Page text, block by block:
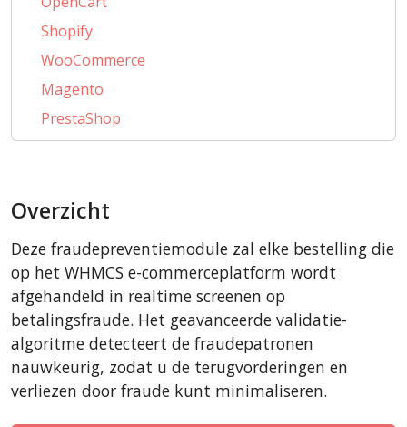
Shopify
WooCommerce
Magento
PrestaShop
BigCommerce
CSCart
LiteCart
ZenCart
PinnacleCart
FoxyCart
Easy Digital Downloads
Overzicht
Deze fraudepreventiemodule zal elke bestelling die
op het WHMCS e-commerceplatform wordt
afgehandeld in realtime screenen op
betalingsfraude. Het geavanceerde validatie-
algoritme detecteert de fraudepatronen
nauwkeurig, zodat u de terugvorderingen en
verliezen door fraude kunt minimaliseren.